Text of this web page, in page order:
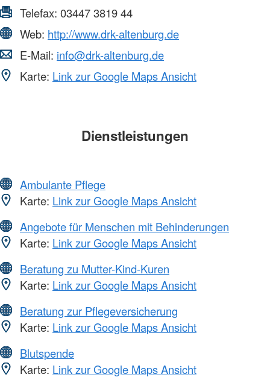
Telefax: 03447 3819 44
Web: http://www.drk-altenburg.de
E-Mail: info@drk-altenburg.de
Karte: Link zur Google Maps Ansicht
Dienstleistungen
Ambulante Pflege
Karte: Link zur Google Maps Ansicht
Angebote für Menschen mit Behinderungen
Karte: Link zur Google Maps Ansicht
Beratung zu Mutter-Kind-Kuren
Karte: Link zur Google Maps Ansicht
Beratung zur Pflegeversicherung
Karte: Link zur Google Maps Ansicht
Blutspende
Karte: Link zur Google Maps Ansicht